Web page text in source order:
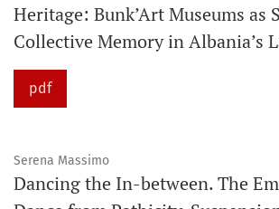
Heritage: Bunk’Art Museums as
Collective Memory in Albania’s
pdf
Serena Massimo
Dancing the In-between. The